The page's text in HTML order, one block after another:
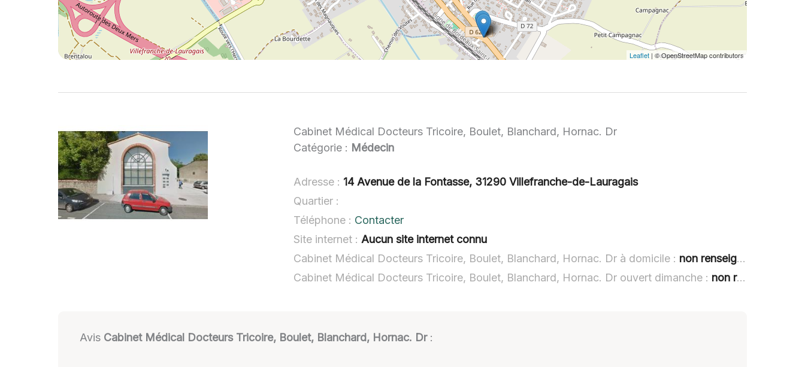
Leaflet | © OpenStreetMap contributors
Cabinet Médical Docteurs Tricoire, Boulet, Blanchard, Hornac. Dr
Catégorie : Médecin
Adresse : 14 Avenue de la Fontasse, 31290 Villefranche-de-Lauragais
Quartier :
Téléphone : Contacter
Site internet : Aucun site internet connu
Cabinet Médical Docteurs Tricoire, Boulet, Blanchard, Hornac. Dr à domicile : non renseigné
Cabinet Médical Docteurs Tricoire, Boulet, Blanchard, Hornac. Dr ouvert dimanche : non renseigné
Avis Cabinet Médical Docteurs Tricoire, Boulet, Blanchard, Hornac. Dr: